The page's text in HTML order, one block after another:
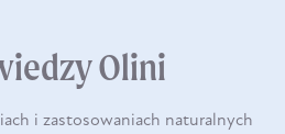
Olini
i zastosowaniach naturalnych